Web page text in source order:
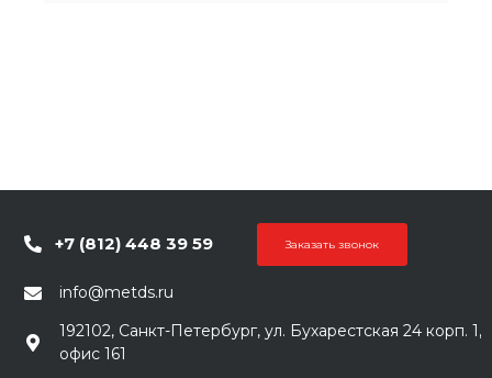
+7 (812) 448 39 59 Заказать звонок
info@metds.ru
192102, Санкт-Петербург, ул. Бухарестская 24 корп. 1,
офис 161